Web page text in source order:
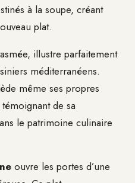
à la soupe, créant
plat.
illustre parfaitement
méditerranéens.
même ses propres
de sa
le patrimoine culinaire
ouvre les portes d’une